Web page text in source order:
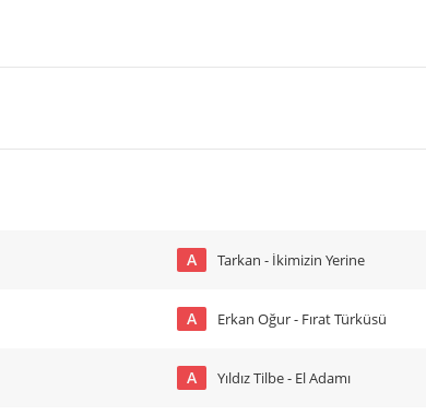
A Tarkan - İkimizin Yerine
A Erkan Oğur - Fırat Türküsü
A Yıldız Tilbe - El Adamı